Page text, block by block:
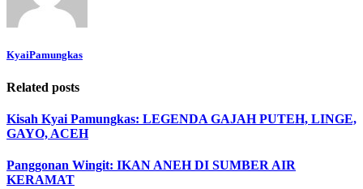
KyaiPamungkas
Related posts
Kisah Kyai Pamungkas: LEGENDA GAJAH PUTEH, LINGE,
GAYO, ACEH
Panggonan Wingit: IKAN ANEH DI SUMBER AIR
KERAMAT